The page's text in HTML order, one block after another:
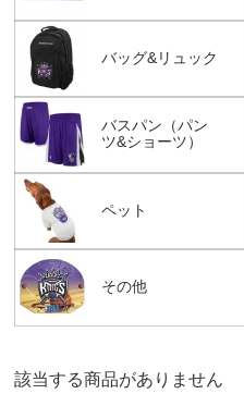
バッグ&リュック
バスパン（パン
ツ&ショーツ）
ペット
その他
該当する商品がありません